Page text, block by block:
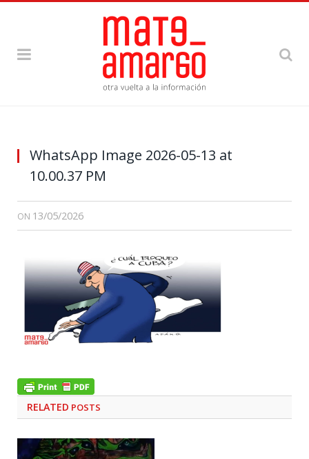
WhatsApp Image 2026-05-13 at
10.00.37 PM
ON 13/05/2026
RELATED POSTS